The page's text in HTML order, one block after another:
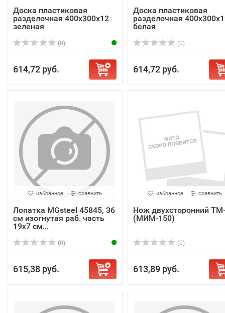
Доска пластиковая
разделочная 400х300х12
зеленая
(0)
614,72 руб.
Доска пластиковая
разделочная
белая
(0)
614,72 руб.
избранное сравнить
Лопатка MGsteel 45845, 36
см изогнутая раб. часть
19х7 см...
(0)
615,38 руб.
избранное сравнить
Нож двухсторонний
(МИМ-150)
(0)
613,89 руб.